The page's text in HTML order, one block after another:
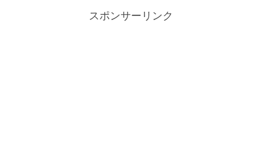
スポンサーリンク